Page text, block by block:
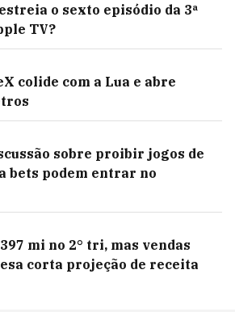
o sexto episódio da 3ª
TV?
colide com a Lua e abre
sobre proibir jogos de
bets podem entrar no
mi no 2° tri, mas vendas
corta projeção de receita